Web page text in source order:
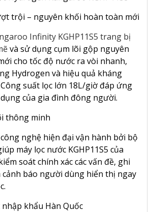
trội – nguyên khối hoàn toàn mới
Infinity KGHP11S5 trang bị
và sử dụng cụm lõi gộp nguyên
cho tốc độ nước ra vòi nhanh,
Hydrogen và hiệu quả kháng
suất lọc lớn 18L/giờ đáp ứng
của gia đình đông người.
thông minh
nghệ hiện đại vận hành bởi bộ
máy lọc nước KGHP11S5 của
soát chính xác các vấn đề, ghi
báo người dùng hiển thị ngay
khẩu Hàn Quốc